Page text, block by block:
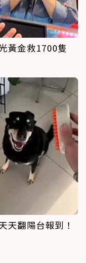
黃金救1700隻
天翻陽台報到！